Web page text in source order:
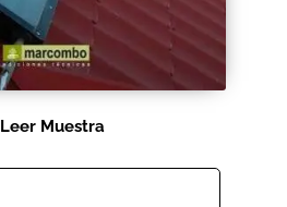
Leer Muestra